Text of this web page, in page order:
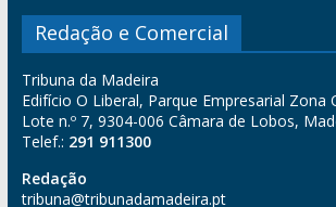
Redação e Comercial
Tribuna da Madeira
Edifício O Liberal, Parque Empresarial Zona
Lote n.º 7, 9304-006 Câmara de Lobos,
Telef.: 291 911300
Redação
tribuna@tribunadamadeira.pt